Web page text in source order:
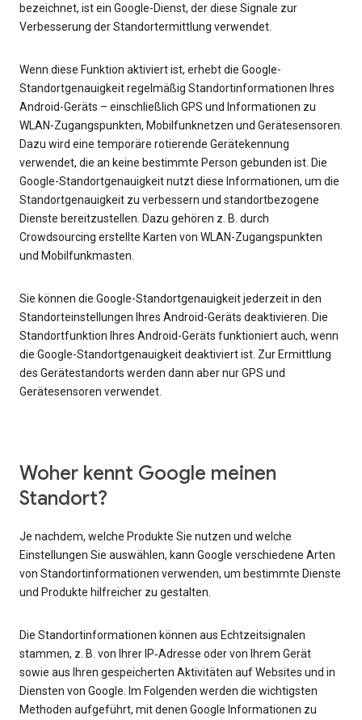
bezeichnet, ist ein Google-Dienst, der diese Signale zur
Verbesserung der Standortermittlung verwendet.
Wenn diese Funktion aktiviert ist, erhebt die Google-
Standortgenauigkeit regelmäßig Standortinformationen Ihres
Android-Geräts – einschließlich GPS und Informationen zu
WLAN-Zugangspunkten, Mobilfunknetzen und Gerätesensoren.
Dazu wird eine temporäre rotierende Gerätekennung
verwendet, die an keine bestimmte Person gebunden ist. Die
Google-Standortgenauigkeit nutzt diese Informationen, um die
Standortgenauigkeit zu verbessern und standortbezogene
Dienste bereitzustellen. Dazu gehören z. B. durch
Crowdsourcing erstellte Karten von WLAN-Zugangspunkten
und Mobilfunkmasten.
Sie können die Google-Standortgenauigkeit jederzeit in den
Standorteinstellungen Ihres Android-Geräts deaktivieren. Die
Standortfunktion Ihres Android-Geräts funktioniert auch, wenn
die Google-Standortgenauigkeit deaktiviert ist. Zur Ermittlung
des Gerätestandorts werden dann aber nur GPS und
Gerätesensoren verwendet.
Woher kennt Google meinen
Standort?
Je nachdem, welche Produkte Sie nutzen und welche
Einstellungen Sie auswählen, kann Google verschiedene Arten
von Standortinformationen verwenden, um bestimmte Dienste
und Produkte hilfreicher zu gestalten.
Die Standortinformationen können aus Echtzeitsignalen
stammen, z. B. von Ihrer IP‑Adresse oder von Ihrem Gerät
sowie aus Ihren gespeicherten Aktivitäten auf Websites und in
Diensten von Google. Im Folgenden werden die wichtigsten
Methoden aufgeführt, mit denen Google Informationen zu